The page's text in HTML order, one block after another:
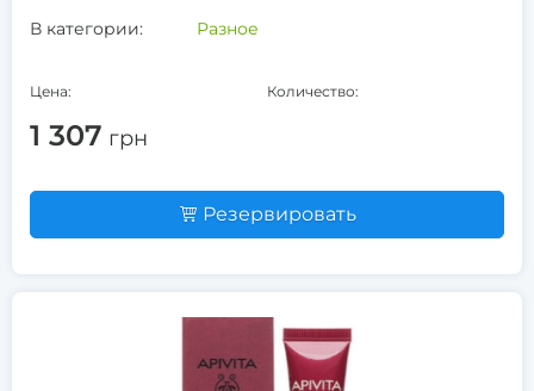
В категории:
Разное
Цена:
1 307 грн
Количество:
Резервировать